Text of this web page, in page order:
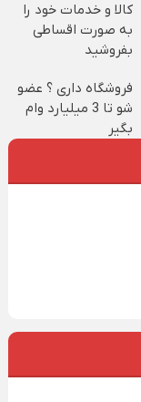
کالا و خدمات خود را
به صورت اقساطی
بفروشید
فروشگاه داری ؟ عضو
شو تا 3 میلیارد وام
بگیر